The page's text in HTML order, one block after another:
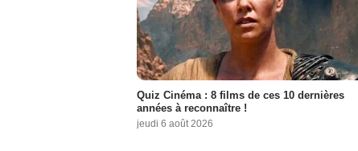
Quiz Cinéma : 8 films de ces 10 dernières
années à reconnaître !
jeudi 6 août 2026